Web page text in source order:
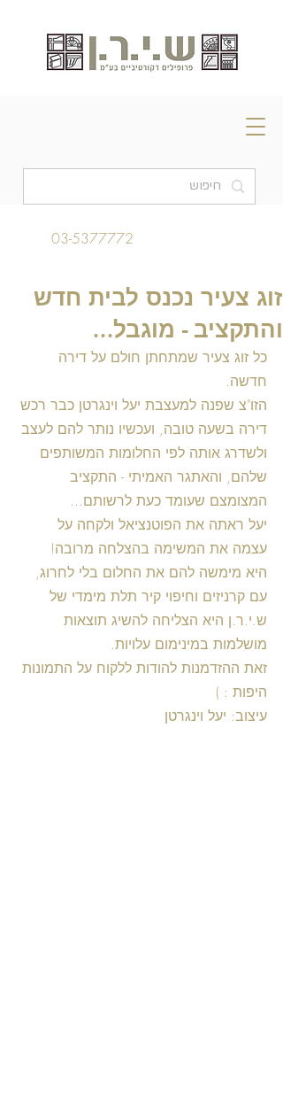
03-5377772
זוג צעיר נכנס לבית חדש
והתקציב - מוגבל...
כל זוג צעיר שמתחתן חולם על דירה
חדשה.
הזו"צ שפנה למעצבת יעל וינגרטן כבר רכש
דירה בשעה טובה, ועכשיו נותר להם לעצב
ולשדרג אותה לפי החלומות המשותפים
שלהם, והאתגר האמיתי - התקציב
המצומצם שעומד כעת לרשותם...
יעל ראתה את הפוטנציאל ולקחה על
עצמה את המשימה בהצלחה מרובה!
היא מימשה להם את החלום בלי לחרוג,
עם קרניזים וחיפוי קיר תלת מימדי של
ש.י.ר.ן היא הצליחה להשיג תוצאות
מושלמות במינימום עלויות.
זאת ההזדמנות להודות ללקוח על התמונות
היפות : )
עיצוב: יעל וינגרטן